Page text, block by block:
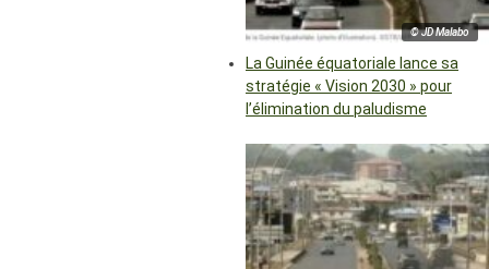
© JD Malabo
La Guinée équatoriale lance sa
stratégie « Vision 2030 » pour
l’élimination du paludisme